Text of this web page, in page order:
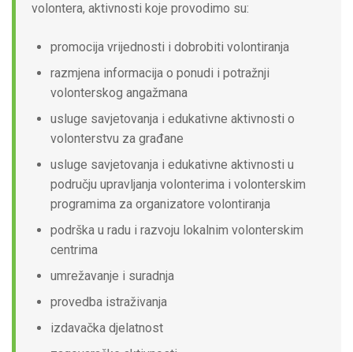
volontera, aktivnosti koje provodimo su:
promocija vrijednosti i dobrobiti volontiranja
razmjena informacija o ponudi i potražnji
volonterskog angažmana
usluge savjetovanja i edukativne aktivnosti o
volonterstvu za građane
usluge savjetovanja i edukativne aktivnosti u
području upravljanja volonterima i volonterskim
programima za organizatore volontiranja
podrška u radu i razvoju lokalnim volonterskim
centrima
umrežavanje i suradnja
provedba istraživanja
izdavačka djelatnost